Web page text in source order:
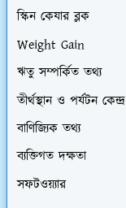
স্কিন কেযার ব্লক
Weight Gain
ঋতু সম্পর্কিত তথ্য
তীর্থস্থান ও পর্যটন কেন্দ্র
বাণিজ্যিক তথ্য
ব্যক্তিগত দক্ষতা
সফটওয়্যার